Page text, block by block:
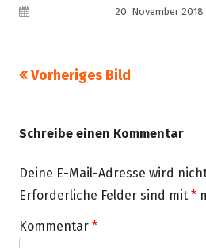
Veröffentlicht am20. November 2018
Vorheriges Bild
Schreibe einen Kommentar
Deine E-Mail-Adresse wird
Erforderliche Felder sind mit *
Kommentar *